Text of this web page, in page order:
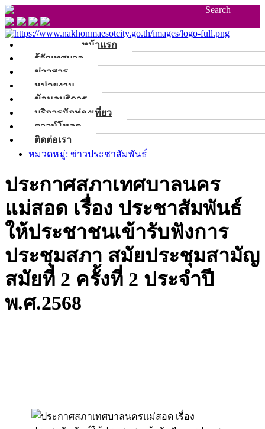
Search
หน้าแรก
รู้จักเทศบาล
ข่าวสาร
หน่วยงาน
ข้อมูลบริการ
บริการนักท่องเที่ยว
ดาวน์โหลด
ติดต่อเรา
หมวดหมู่: ข่าวประชาสัมพันธ์
ประกาศสภาเทศบาลนคร
แม่สอด เรื่อง ประชาสัมพันธ์
ให้ประชาชนเข้ารับฟังการ
ประชุมสภา สมัยประชุมสามัญ
สมัยที่ 2 ครั้งที่ 2 ประจำปี
พ.ศ.2568